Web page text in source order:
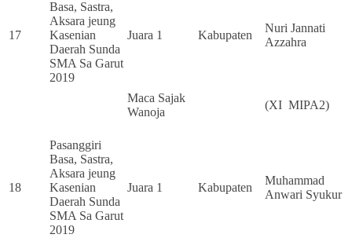
17
Basa, Sastra,
Aksara jeung
Kasenian
Daerah Sunda
SMA Sa Garut
2019
Juara 1 Kabupaten
Nuri Jannati
Azzahra
Maca Sajak
Wanoja
(XI MIPA2)
18
Pasanggiri
Basa, Sastra,
Aksara jeung
Kasenian
Daerah Sunda
SMA Sa Garut
2019
Juara 1 Kabupaten
Muhammad
Anwari Syukur